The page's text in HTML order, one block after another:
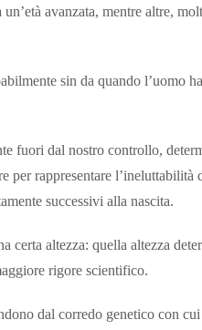
avanzata, mentre altre,
sin da quando l’uomo
fuori dal nostro controllo,
rappresentare
successivi alla nascita.
altezza: quella altezza
rigore scientifico.
dal corredo genetico con